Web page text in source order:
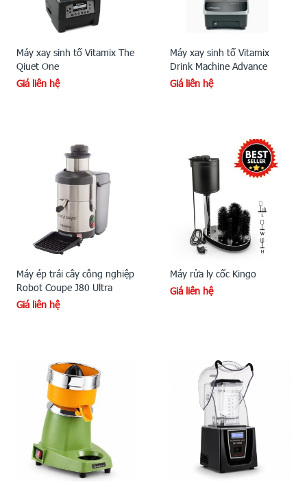
Máy xay sinh tố Vitamix The
Qiuet One
Giá liên hệ
Máy xay sinh tố Vitamix
Drink Machine Advance
Giá liên hệ
Máy ép trái cây công nghiệp
Robot Coupe J80 Ultra
Giá liên hệ
Máy rửa ly cốc Kingo
Giá liên hệ